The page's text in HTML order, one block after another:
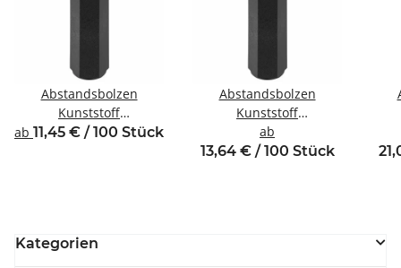
Abstandsbolzen
Kunststoff
Innen/Innengewinde M3
ab 11,45 € / 100 Stück
Abstandsbolzen
Kunststoff
Innen/Innengewinde
M2,5 SW5
ab
13,64 € / 100 Stück
Kategorien